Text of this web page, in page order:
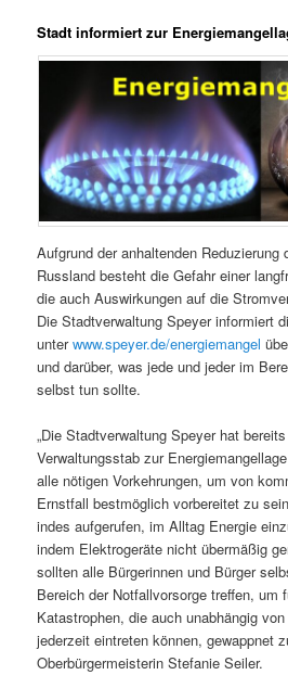
Stadt informiert zur
Aufgrund der anhaltenden Reduzierung
Russland besteht die Gefahr einer
die auch Auswirkungen auf die
Die Stadtverwaltung Speyer informiert
unterwww.speyer.de/energiemangel
und darüber, was jede und jeder im
selbst tun sollte.
„Die Stadtverwaltung Speyer hat
Verwaltungsstab zur
alle nötigen Vorkehrungen, um von
Ernstfall bestmöglich vorbereitet zu
indes aufgerufen, im Alltag Energie
indem Elektrogeräte nicht übermäßig
sollten alle Bürgerinnen und Bürger
Bereich der Notfallvorsorge treffen, um
Katastrophen, die auch unabhängig
jederzeit eintreten können, gewappnet
Oberbürgermeisterin Stefanie Seiler.